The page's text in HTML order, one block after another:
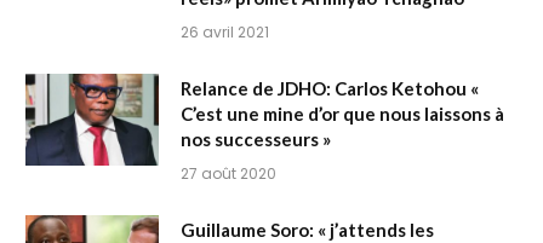
26 avril 2021
Relance de JDHO: Carlos Ketohou «
C’est une mine d’or que nous laissons à
nos successeurs »
27 août 2020
Guillaume Soro: « j’attends les